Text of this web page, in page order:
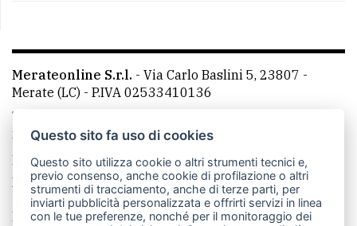
Merateonline S.r.l. - Via Carlo Baslini 5, 23807 -
Merate (LC) - P.IVA 02533410136
Telefono:
mail: redazione@merateonline.it
La redazione
CasateOnline LeccoOnline
RSS
Made by VIP
Privacy policy Cookie policy
Questo sito fa uso di cookies
Questo sito utilizza cookie o altri strumenti tecnici e,
previo consenso, anche cookie di profilazione o altri
strumenti di tracciamento, anche di terze parti, per
inviarti pubblicità personalizzata e offrirti servizi in linea
con le tue preferenze, nonché per il monitoraggio dei